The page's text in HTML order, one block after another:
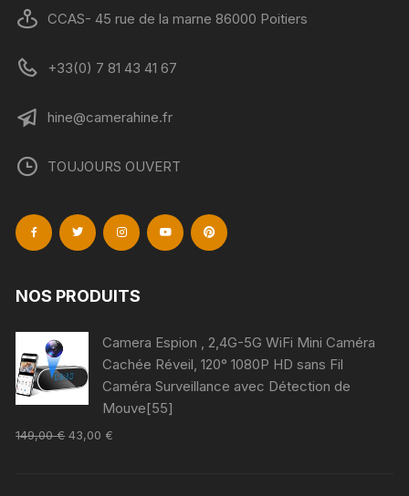
CCAS- 45 rue de la marne 86000 Poitiers
+33(0) 7 81 43 41 67
hine@camerahine.fr
TOUJOURS OUVERT
NOS PRODUITS
Camera Espion , 2,4G-5G WiFi Mini Caméra
Cachée Réveil, 120° 1080P HD sans Fil
Caméra Surveillance avec Détection de
Mouve[55]
149,00€ 43,00 €